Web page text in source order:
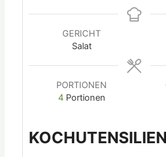
GERICHT
Salat
PORTIONEN
4 Portionen
KOCHUTENSILIEN